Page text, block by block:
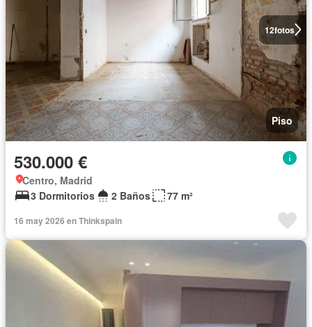
12fotos
Piso
530.000 €
Centro, Madrid
3 Dormitorios
2 Baños 77 m²
16 may 2026 en Thinkspain